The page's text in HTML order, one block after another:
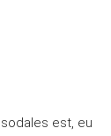
est, eu